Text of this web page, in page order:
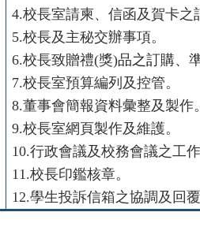
4.校長室請柬、信函及賀卡之
5.校長及主秘交辦事項。
6.校長致贈禮(獎)品之訂購、
7.校長室預算編列及控管。
8.董事會簡報資料彙整及製作。
9.校長室網頁製作及維護。
10.行政會議及校務會議之工作
11.校長印鑑核章。
12.學生投訴信箱之協調及回覆